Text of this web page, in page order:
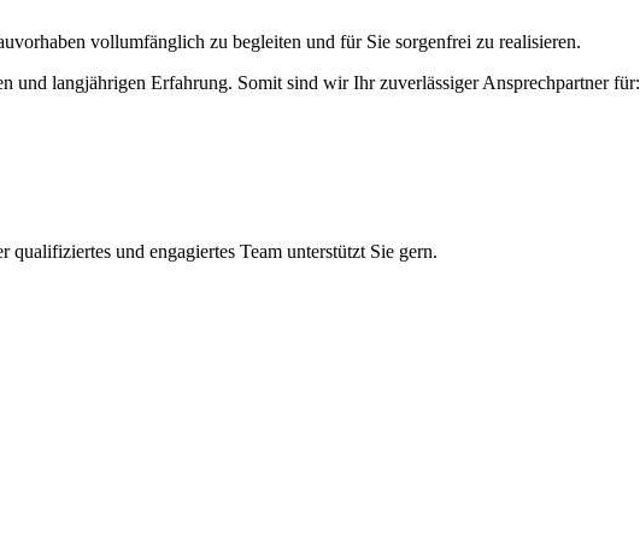
vollumfänglich zu begleiten und für Sie sorgenfrei zu realisieren.
und langjährigen Erfahrung. Somit sind wir Ihr zuverlässiger Ansprechpartner für:
und engagiertes Team unterstützt Sie gern.